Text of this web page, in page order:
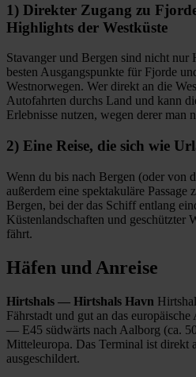
1) Direkter Zugang zu
Highlights der Westküste
Stavanger und Bergen sind nicht nur
besten Ausgangspunkte für Fjorde
Westnorwegen. Wer direkt an die
Autofahrten durchs Land und kann
Erlebnisse nutzen, wegen derer man
2) Eine Reise, die sich wie
Wenn du bis nach Bergen (oder von
außerdem eine spektakuläre Passage
Bergen, bei der das Schiff entlang
Küstenlandschaften und geschützter
fährt.
Häfen und Anreise
Hirtshals — Hirtshals Havn
Fährstadt und gut an das
— E45 südwärts nach Aalborg (ca.
Mitteleuropa. Das Terminal ist direkt
ausgeschildert.